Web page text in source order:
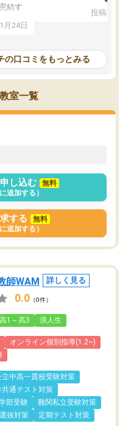
結す
談し
が身
チャ
。一
、最
月24日
じ個別指導コースに変更
性が良くなかったです。
モチベーションが上がら
にやめてしまいました。
の方の予定が空いていな
唯一、塾内の設備だけは
で素晴らしかったです。
投稿日：
の口コミをもっとみる
室一覧
し込む
無料
追加する）
する
無料
追加する）
師WAM 詳しく見る
0.0 （0件）
高1～高3 浪人生
オンライン個別指導(1:2~)
立中高一貫校受験対策
共通テスト対策
部受験
難関私立受験対策
抜対策
定期テスト対策